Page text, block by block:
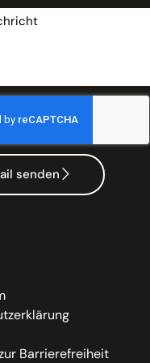
senden
Barrierefreiheit